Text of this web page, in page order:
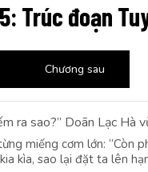
Trúc đoạn
Chương sau
ra sao?” Doãn Lạc Hà
miếng cơm lớn: “Còn
kìa, sao lại đặt ta lên